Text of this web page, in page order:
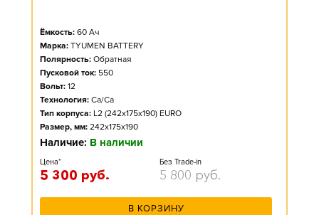
Ёмкость: 60 Ач
Марка: TYUMEN BATTERY
Полярность: Обратная
Пусковой ток: 550
Вольт: 12
Технология: Ca/Ca
Тип корпуса: L2 (242x175x190) EURO
Размер, мм: 242x175x190
Наличие: В наличии
Цена*
5 300 руб.
Без Trade-in
5 800 руб.
В КОРЗИНУ